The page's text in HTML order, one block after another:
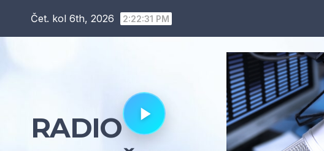
Čet. kol 6th, 2026 2:22:32 PM
RADIO